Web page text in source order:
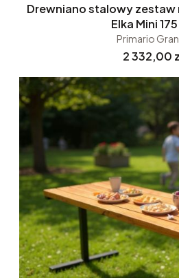
Drewniano stalowy
Elka Mini
Primario
Cena
2 332,00